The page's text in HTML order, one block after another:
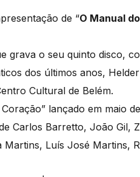
de “O Manual
grava o seu quinto disco,
dos últimos anos,
Cultural de Belém.
Coração” lançado em maio
Carlos Barretto, João Gil,
Martins, Luís José Martins,